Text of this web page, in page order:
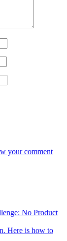
your comment
No Product
Here is how to